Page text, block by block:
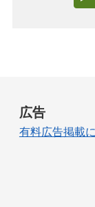
広告
有料広告掲載